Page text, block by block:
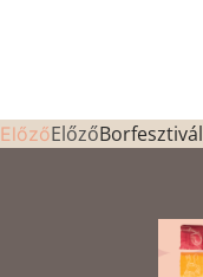
ElőzőElőzőBorfesztivál